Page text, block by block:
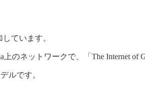
ています。
のネットワークで、「The Internet of
ルです。